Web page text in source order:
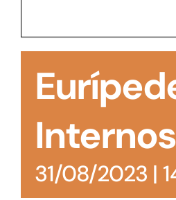
manutenção de estoques e
31/08/2023 |